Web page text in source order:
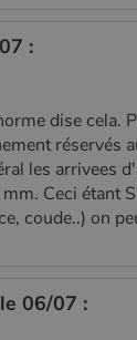
:
dise cela.
réservés
les arrivees
Ceci étant
coude..) on
06/07 :